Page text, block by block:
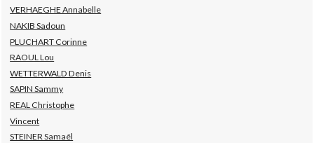
VERHAEGHE Annabelle
NAKIB Sadoun
PLUCHART Corinne
RAOUL Lou
WETTERWALD Denis
SAPIN Sammy
REAL Christophe
Vincent
STEINER Samaël